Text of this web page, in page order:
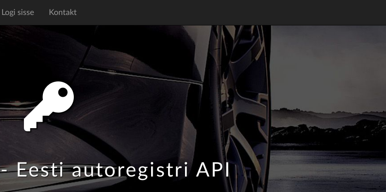
Logi sisse Kontakt
Eesti autoregistri API